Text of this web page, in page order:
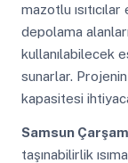
mazotlu
depolama
kullanılabilecek
sunarlar.
kapasitesi
Samsun
taşınabilirlik